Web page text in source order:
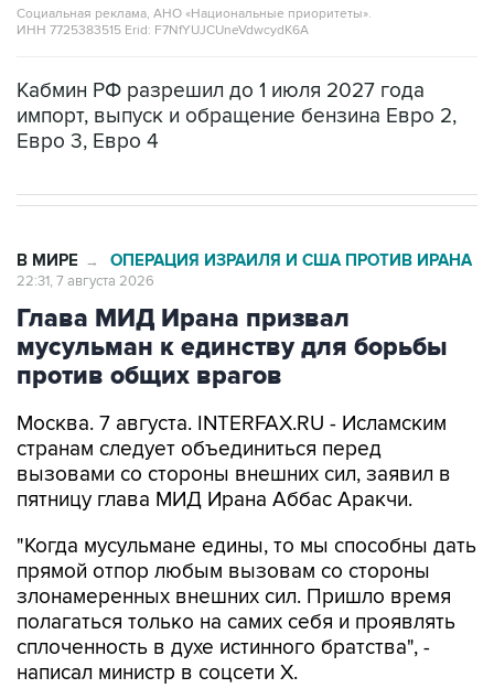
Социальная реклама, АНО «Национальные приоритеты».
ИНН 7725383515 Erid: F7NfYUJCUneVdwcydK6A
Кабмин РФ разрешил до 1 июля 2027 года
импорт, выпуск и обращение бензина Евро 2,
Евро 3, Евро 4
В МИРЕ → ОПЕРАЦИЯ ИЗРАИЛЯ И США ПРОТИВ ИРАНА
22:31, 7 августа 2026
Глава МИД Ирана призвал
мусульман к единству для борьбы
против общих врагов
Москва. 7 августа. INTERFAX.RU - Исламским
странам следует объединиться перед
вызовами со стороны внешних сил, заявил в
пятницу глава МИД Ирана Аббас Аракчи.
"Когда мусульмане едины, то мы способны дать
прямой отпор любым вызовам со стороны
злонамеренных внешних сил. Пришло время
полагаться только на самих себя и проявлять
сплоченность в духе истинного братства", -
написал министр в соцсети Х.